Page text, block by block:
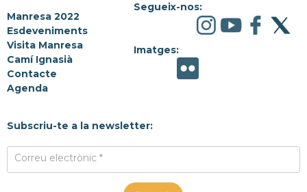
Manresa 2022
Esdeveniments
Visita Manresa
Camí Ignasià
Contacte
Agenda
Segueix-nos:
Imatges:
Subscriu-te a la newsletter:
Correu electrònic *